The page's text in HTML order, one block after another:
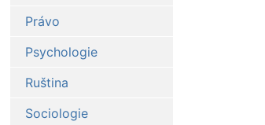
Právo
Psychologie
Ruština
Sociologie